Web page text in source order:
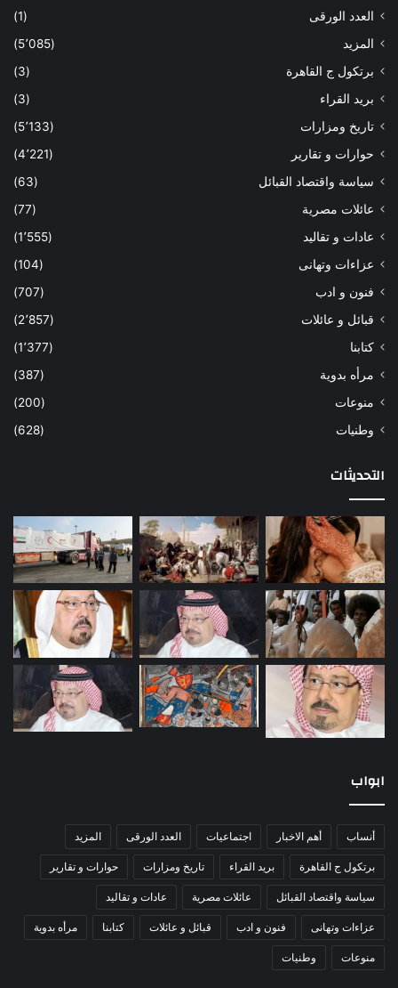
العدد الورقى
(1)
المزيد
(5٬085)
برتكول ج القاهرة
(3)
بريد القراء
(3)
تاريخ ومزارات
(5٬133)
حوارات و تقارير
(4٬221)
سياسة واقتصاد القبائل
(63)
عائلات مصرية
(77)
عادات و تقاليد
(1٬555)
عزاءات وتهانى
(104)
فنون و ادب
(707)
قبائل و عائلات
(2٬857)
كتابنا
(1٬377)
مرأه بدوية
(387)
منوعات
(200)
وطنيات
(628)
التحديثات
ابواب
أنساب أهم الاخبار اجتماعيات العدد الورقى المزيد
برتكول ج القاهرة بريد القراء تاريخ ومزارات حوارات و تقارير
سياسة واقتصاد القبائل عائلات مصرية عادات و تقاليد
عزاءات وتهانى فنون و ادب قبائل و عائلات كتابنا مرأه بدوية
منوعات وطنيات